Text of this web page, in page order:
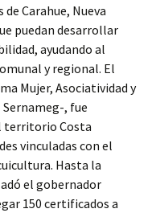
Carahue, Nueva
puedan desarrollar
ayudando al
y regional. El
Mujer, Asociatividad y
, fue
territorio Costa
vinculadas con el
Hasta la
el gobernador
150 certificados a